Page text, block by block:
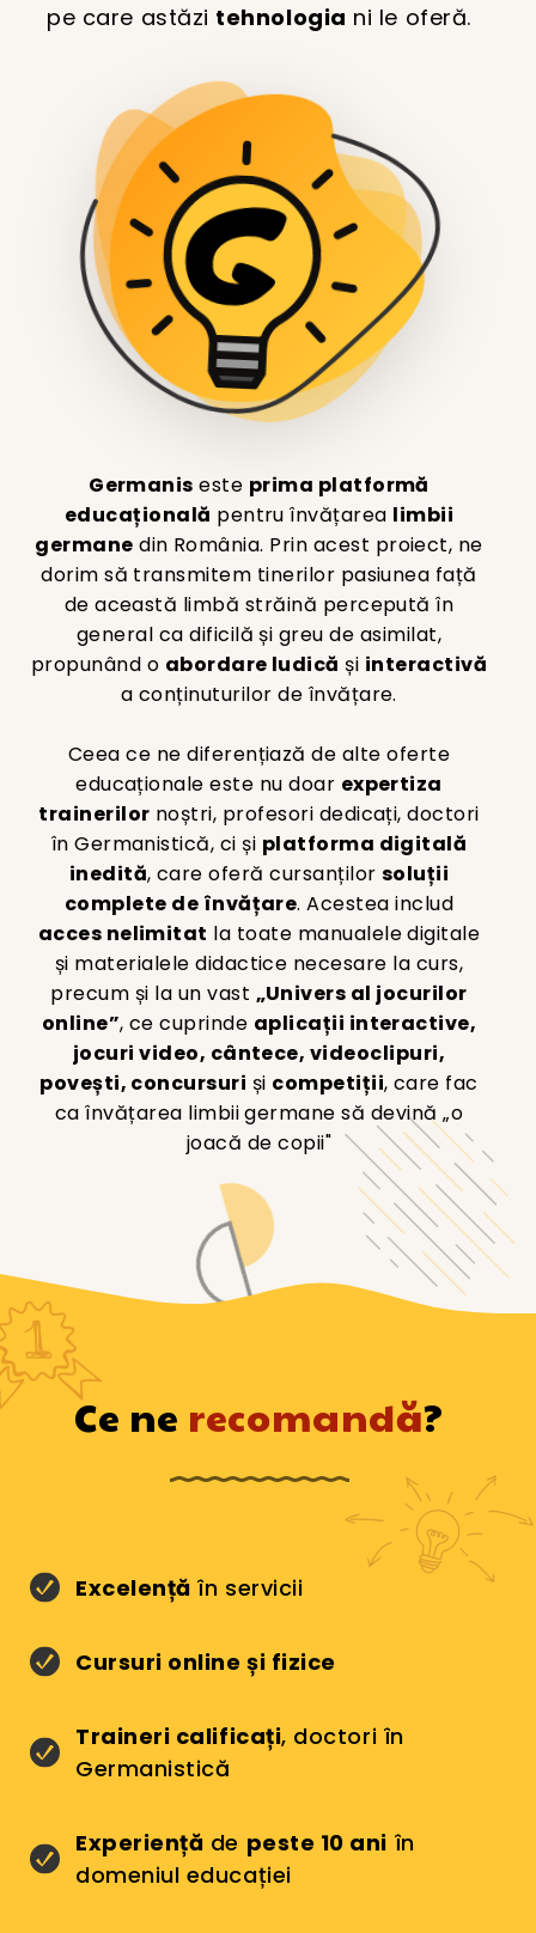
pe care astăzi tehnologia ni le oferă.
Germanis este prima platformă
educațională pentru învățarea limbii
germane din România. Prin acest proiect, ne
dorim să transmitem tinerilor pasiunea față
de această limbă străină percepută în
general ca dificilă și greu de asimilat,
propunând o abordare ludică și interactivă
a conținuturilor de învățare.
Ceea ce ne diferențiază de alte oferte
educaționale este nu doar expertiza
trainerilor noștri, profesori dedicați, doctori
în Germanistică, ci și platforma digitală
inedită, care oferă cursanților soluții
complete de învățare. Acestea includ
acces nelimitat la toate manualele digitale
și materialele didactice necesare la curs,
precum și la un vast „Univers al jocurilor
online”, ce cuprinde aplicații interactive,
jocuri video, cântece, videoclipuri,
povești, concursuri și competiții, care fac
ca învățarea limbii germane să devină „o
joacă de copii"
Ce ne recomandă?
Excelență în servicii
Cursuri online și fizice
Traineri calificați, doctori în
Germanistică
Experiență de peste 10 ani în
domeniul educației